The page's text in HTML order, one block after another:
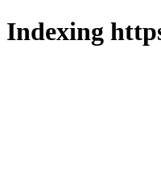
Indexing